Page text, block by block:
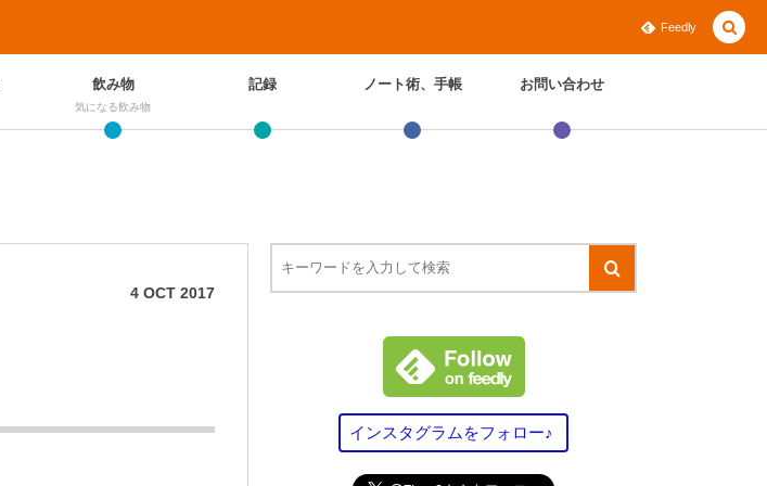
Feedly
飲み物
気になる飲み物
記録 ノート術、手帳 お問い合わせ
4 OCT 2017
インスタグラムをフォロー♪